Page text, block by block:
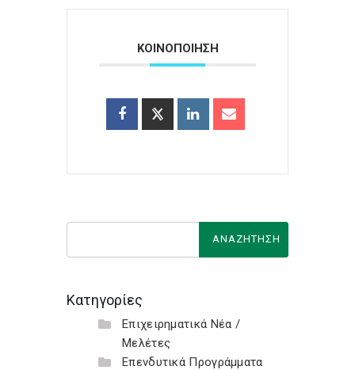
ΚΟΙΝΟΠΟΙΗΣΗ
Κατηγορίες
Επιχειρηματικά Νέα /
Μελέτες
Επενδυτικά Προγράμματα